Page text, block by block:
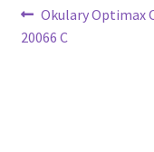
Nawigacja
wpisu
Poprzedni
wpis:
Okulary Optimax
20066 C